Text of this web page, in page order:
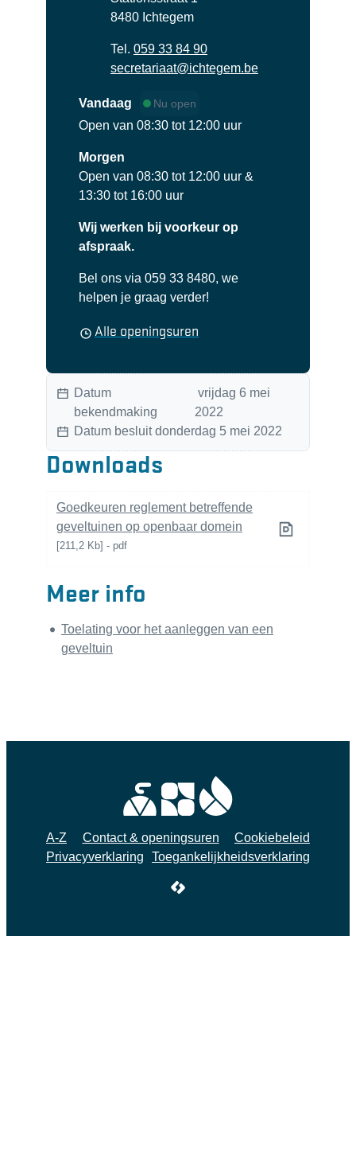
,8480 Ichtegem
059 33 84 90
E-mailsecretariaat@ichtegem.be
Vandaag Nu open
Open van 08:30 tot 12:00 uur
Morgen
Open van 08:30 tot 12:00 uur &
13:30 tot 16:00 uur
Wij werken bij voorkeur op
afspraak.
Bel ons via 059 33 8480, we
helpen je graag verder!
Alle openingsuren
Datum
bekendmaking
vrijdag 6 mei
2022
Datum besluitdonderdag 5 mei 2022
Downloads
Goedkeuren reglement betreffende
geveltuinen op openbaar domein
211,2 Kb pdf
Meer info
Toelating voor het aanleggen van een
geveltuin
A-Z Contact & openingsuren
Cookiebeleid
Privacyverklaring
Toegankelijkheidsverklaring
LCP nv 2026 ©